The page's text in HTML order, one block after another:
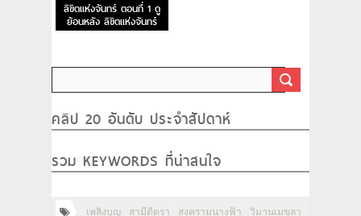
ลิขิตแห่งจันทร์ ตอนที่ 1 ดู
ย้อนหลัง ลิขิตแห่งจันทร์
EP.1
คลิป 20 อันดับ ประจำสัปดาห์
รวม KEYWORDS ที่น่าสนใจ
เพลิงบุญ สามีตีตรา สงครามนางฟ้า วิมานเมขลา